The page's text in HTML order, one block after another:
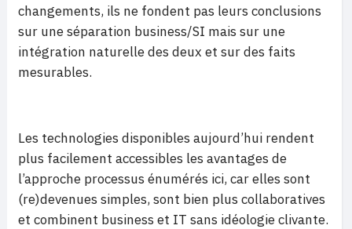
changements, ils ne fondent pas leurs conclusions
sur une séparation business/SI mais sur une
intégration naturelle des deux et sur des faits
mesurables.
Les technologies disponibles aujourd’hui rendent
plus facilement accessibles les avantages de
l’approche processus énumérés ici, car elles sont
(re)devenues simples, sont bien plus collaboratives
et combinent business et IT sans idéologie clivante.